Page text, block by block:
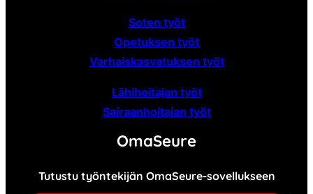
Soten työt
Opetuksen työt
Varhaiskasvatuksen työt
Lähihoitajan työt
Sairaanhoitajan työt
OmaSeure
Tutustu työntekijän OmaSeure-sovellukseen